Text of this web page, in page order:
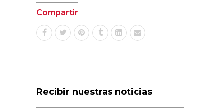
Compartir
Recibir nuestras noticias